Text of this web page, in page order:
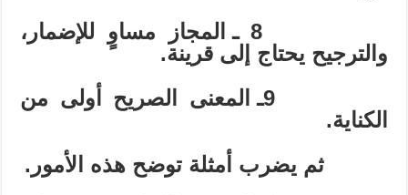
ـالمجاز مساوٍ للإضمار،
والترجيح يحتاج إلى قرينة.
9 ـالمعنى الصريح أولى من
الكناية.
ثم يضرب أمثلة توضح هذه الأمور.